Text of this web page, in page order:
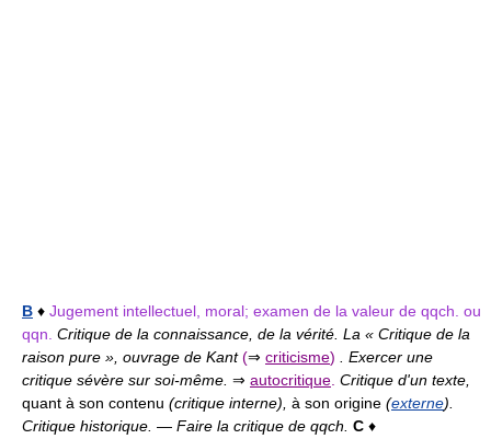
B ♦ Jugement intellectuel, moral; examen de la valeur de qqch. ou
qqn. Critique de la connaissance, de la vérité. La « Critique de la
raison pure », ouvrage de Kant(⇒ criticisme) . Exercer une
critique sévère sur soi-même. ⇒ autocritique Critique d'un texte,
quant à son contenu (critique interne), à son origine (externe).
Critique historique. — Faire la critique de qqch. C ♦